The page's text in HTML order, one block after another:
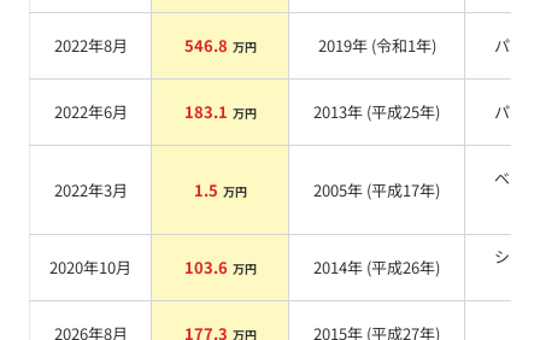
2022年8月 546.8 万円 2019年 (令和1年) パール
2022年6月 183.1 万円 2013年 (平成25年) パール
2022年3月 1.5 万円 2005年 (平成17年)
ベー
2020年10月 103.6 万円 2014年 (平成26年)
シル
2026年8月 177.3 万円 2015年 (平成27年)